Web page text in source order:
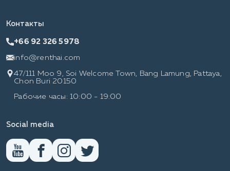
Контакты
+66 92 326 5978
info@renthai.com
47/111 Moo 9, Soi Welcome Town, Bang Lamung, Pattaya,
Chon Buri 20150
Рабочие часы: 10:00 - 19:00
Social media